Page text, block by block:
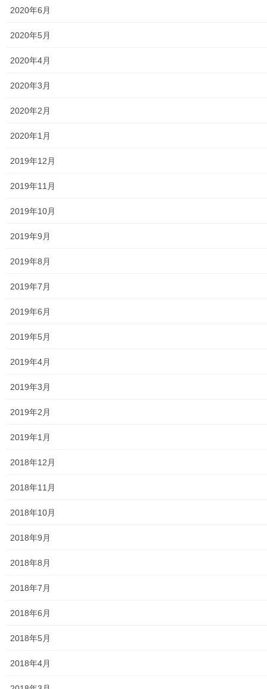
発行書籍
放射線量
空間放射線量測定
南街・桜が丘地域の測定結果
東大和市中央／湖畔地域の測定結果
東大和他地域の空間放射線量測定結果
食品の含有放射線量の測定結果
青少年対策
青少年対策第二地区委員会 年度計画／実績報告
御神輿譲渡関連資料
凧作りマニュアル
東大和少年少女合唱団定期演奏会
発行資料
二小保管の古い写真
東大和伝統芸能フェスタ(東大和音頭)の実施(発表)報告
防災関連資料
マニュアル等
ASA大和発行資料
大和ものがたり；２０１５年(０７月～１２月)
大和ものがたり；２０１６年(０１月～１２月）
大和ものがたり；２０１７年(０１月～１２月)
大和ものがたり；２０１８年(０１月～１２月分）
大和ものがたり；２０１９年(０１月～１２月分)
大和ものがたり；２０２０年(０１月～１２月)
大和ものがたり；２０２１年(０１月～１２月)
大和ものがたり；２０２２年(０１月～１２月)
大和ものがたり；２０２３年０１月～１２
2020年6月
2020年5月
2020年4月
2020年3月
2020年2月
2020年1月
2019年12月
2019年11月
2019年10月
2019年9月
2019年8月
2019年7月
2019年6月
2019年5月
2019年4月
2019年3月
2019年2月
2019年1月
2018年12月
2018年11月
2018年10月
2018年9月
2018年8月
2018年7月
2018年6月
2018年5月
2018年4月